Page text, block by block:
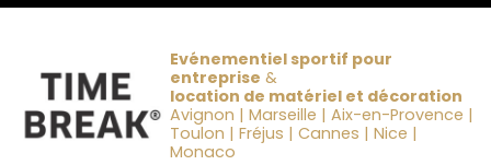
Evénementiel sportif pour
entreprise &
location de matériel et décoration
Avignon | Marseille | Aix-en-Provence |
Toulon | Fréjus | Cannes | Nice |
Monaco